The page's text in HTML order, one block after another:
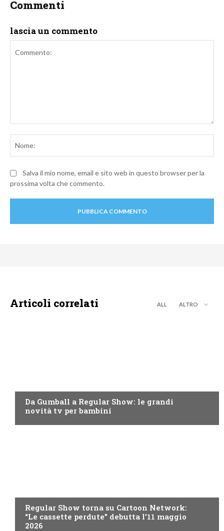
Commenti
lascia un commento
Salva il mio nome, email e sito web in questo browser per la
prossima volta che commento.
Articoli correlati ALL ALTRO
Da Gumball a Regular Show: le grandi
novità tv per bambini
Regular Show torna su Cartoon Network:
“Le cassette perdute” debutta l’11 maggio
2026